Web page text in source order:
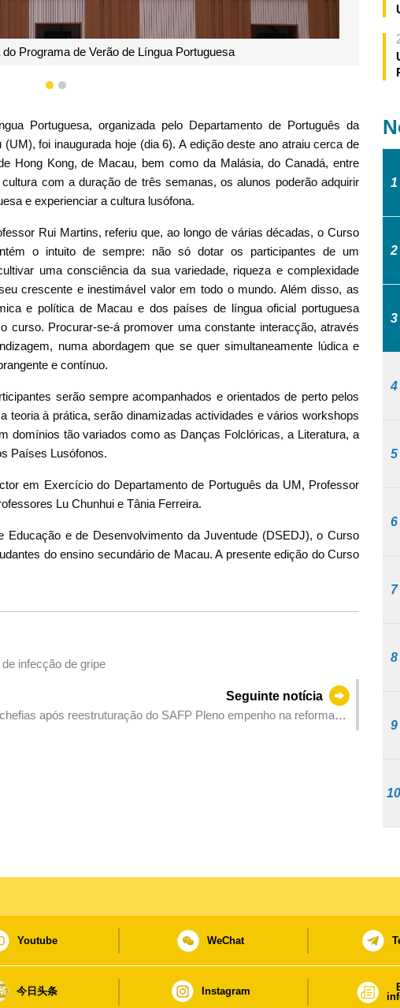
fotografia de grupo
1 2
Portuguesa, organizada pelo Departamento de Português da
foi inaugurada hoje (dia 6). A edição deste ano atraiu cerca de
Hong Kong, de Macau, bem como da Malásia, do Canadá, entre
com a duração de três semanas, os alunos poderão adquirir
e experienciar a cultura lusófona.
Rui Martins, referiu que, ao longo de várias décadas, o Curso
o intuito de sempre: não só dotar os participantes de um
uma consciência da sua variedade, riqueza e complexidade
crescente e inestimável valor em todo o mundo. Além disso, as
e política de Macau e dos países de língua oficial portuguesa
curso. Procurar-se-á promover uma constante interacção, através
numa abordagem que se quer simultaneamente lúdica e
e contínuo.
serão sempre acompanhados e orientados de perto pelos
teoria à prática, serão dinamizadas actividades e vários workshops
domínios tão variados como as Danças Folclóricas, a Literatura, a
Países Lusófonos.
em Exercício do Departamento de Português da UM, Professor
Lu Chunhui e Tânia Ferreira.
e de Desenvolvimento da Juventude (DSEDJ), o Curso
do ensino secundário de Macau. A presente edição do Curso
infecção de gripe
Seguinte notícia
após reestruturação do SAFP Pleno empenho na reforma
1
2
3
4
5
6
7
8
9
10
Youtube WeChat
今日头条 Instagram